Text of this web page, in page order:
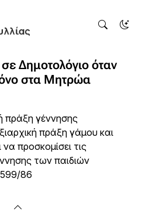
Δημοτολόγιο όταν
στα Μητρώα
πράξη γέννησης
πράξη γάμου και
προσκομίσει τις
των παιδιών
86